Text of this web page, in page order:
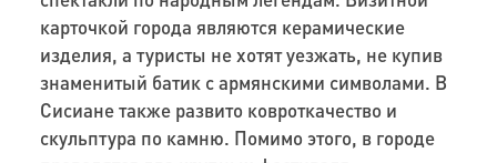
карточкой города являются керамические
изделия, а туристы не хотят уезжать, не купив
знаменитый батик с армянскими символами. В
Сисиане также развито ковроткачество и
скульптура по камню. Помимо этого, в городе